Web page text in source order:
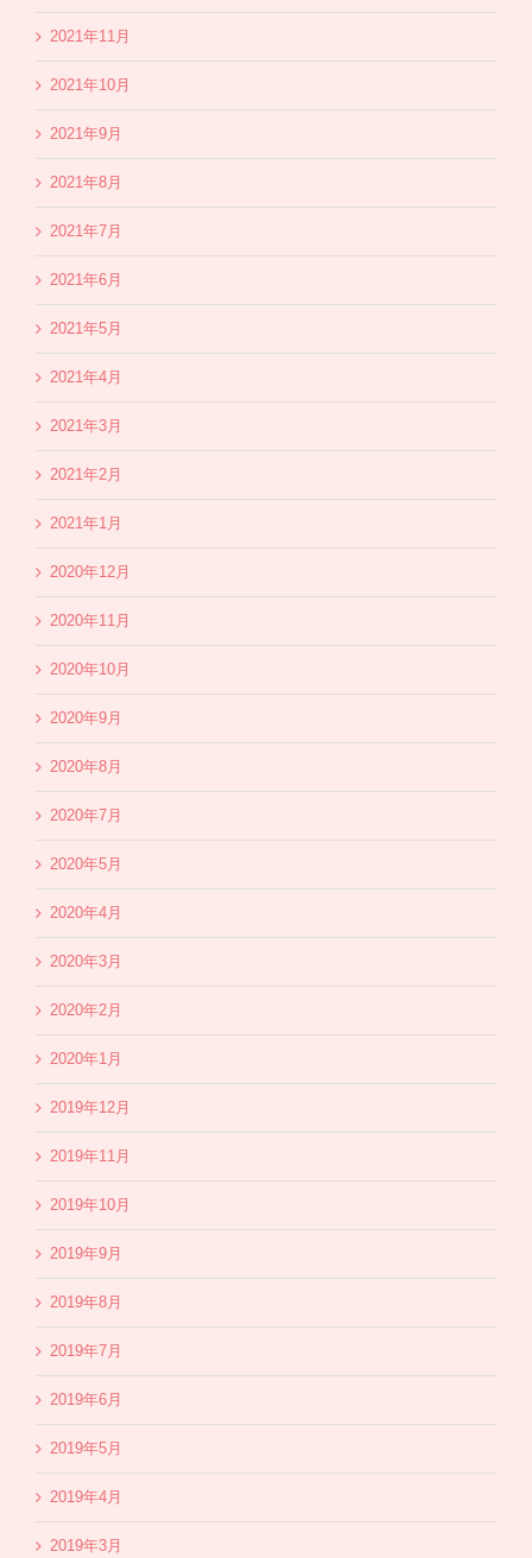
2021年11月
2021年10月
2021年9月
2021年8月
2021年7月
2021年6月
2021年5月
2021年4月
2021年3月
2021年2月
2021年1月
2020年12月
2020年11月
2020年10月
2020年9月
2020年8月
2020年7月
2020年5月
2020年4月
2020年3月
2020年2月
2020年1月
2019年12月
2019年11月
2019年10月
2019年9月
2019年8月
2019年7月
2019年6月
2019年5月
2019年4月
2019年3月